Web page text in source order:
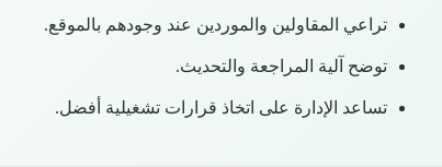
تراعي المقاولين والموردين عند وجودهم بالموقع.
توضح آلية المراجعة والتحديث.
تساعد الإدارة على اتخاذ قرارات تشغيلية أفضل.